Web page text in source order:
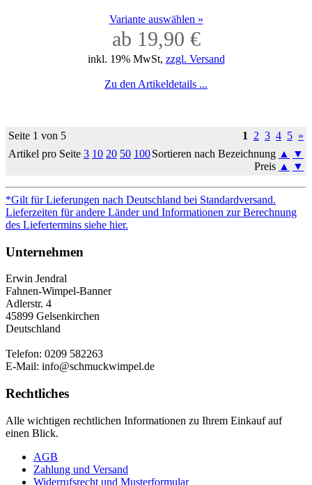
Variante auswählen »
ab 19,90 €
inkl. 19% MwSt, zzgl. Versand
Zu den Artikeldetails ...
Seite 1 von 5 1 2 3 4 5 »
Artikel pro Seite 3 10 20 50 100Sortieren nach Bezeichnung ▲
▼
Preis ▲ ▼
*Gilt für Lieferungen nach Deutschland bei Standardversand.
Lieferzeiten für andere Länder und Informationen zur Berechnung
des Liefertermins siehe hier.
Unternehmen
Erwin Jendral
Fahnen-Wimpel-Banner
Adlerstr. 4
45899 Gelsenkirchen
Deutschland
Telefon: 0209 582263
E-Mail: info@schmuckwimpel.de
Rechtliches
Alle wichtigen rechtlichen Informationen zu Ihrem Einkauf auf
einen Blick.
AGB
Zahlung und Versand
Widerrufsrecht und Musterformular